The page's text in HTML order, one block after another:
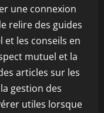
une connexion
relire des guides
les conseils en
mutuel et la
articles sur les
gestion des
utiles lorsque